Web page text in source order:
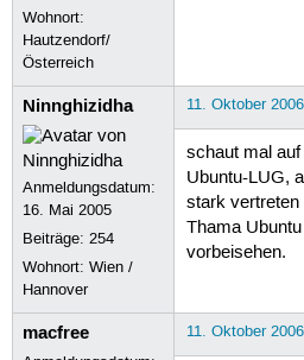
Wohnort:
Hautzendorf/
Österreich
Ninnghizidha
Anmeldungsdatum:
16. Mai 2005
Beiträge:254
Wohnort: Wien /
Hannover
11. Oktober
schaut mal
Ubuntu-LUG,
stark vertreten
Thama
vorbeisehen.
macfree 11. Oktober